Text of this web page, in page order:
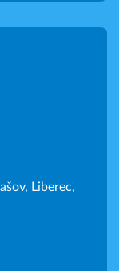
Liberec,